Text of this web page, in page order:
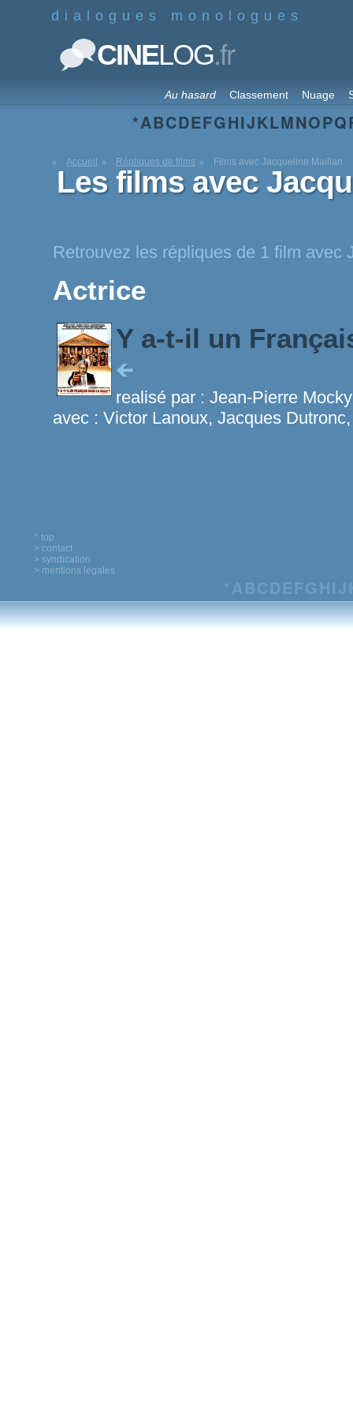
dialogues monologues
CINELOG.fr
Au hasard Classement Nuage
*ABCDEFGHIJKLMNOPQ
Accueil Répliques de films Films avec Jacqueline Maillan
Les films avec
Retrouvez les répliques de 1 film avec
Actrice
Y a-t-il un
realisé par : Jean-Pierre Mocky
avec : Victor Lanoux, Jacques
^ top
> contact
> syndication
> mentions legales
*ABCDEFG HIJ